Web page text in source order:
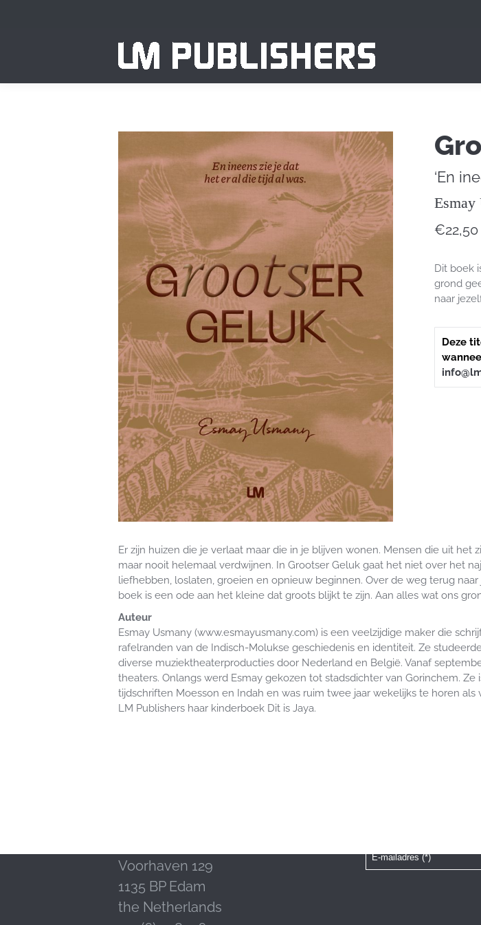
‘En
Esmay
€22,50
Dit boek
grond
naar
Deze
Er zijn huizen die je verlaat maar die in je blijven wonen. Mensen die uit
maar nooit helemaal verdwijnen. In Grootser Geluk gaat het niet over het
liefhebben, loslaten, groeien en opnieuw beginnen. Over de weg terug
boek is een ode aan het kleine dat groots blijkt te zijn. Aan alles wat ons
Auteur
Esmay Usmany (www.esmayusmany.com) is een veelzijdige maker die
rafelranden van de Indisch-Molukse geschiedenis en identiteit. Ze
diverse muziektheaterproducties door Nederland en België. Vanaf
theaters. Onlangs werd Esmay gekozen tot stadsdichter van Gorinchem.
tijdschriften Moesson en Indah en was ruim twee jaar wekelijks te horen
LM Publishers haar kinderboek Dit is Jaya.
Voorhaven 129
1135 BP Edam
the Netherlands